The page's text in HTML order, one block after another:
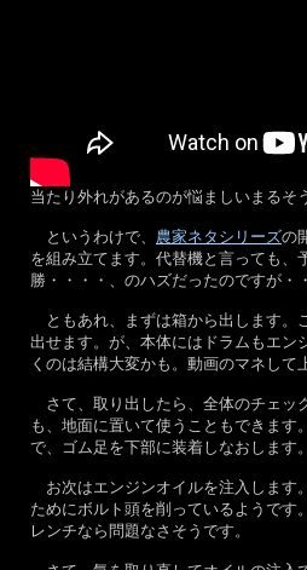
当たり外れがあるのが悩ましいまるそ
というわけで、 農家ネタシリーズの
を組み立てます。代替機と言っても、
勝・・・・、のハズだったのですが・
ともあれ、まずは箱から出します。
出せます。が、本体にはドラムもエン
くのは結構大変かも。動画のマネして
さて、取り出したら、全体のチェッ
も、地面に置いて使うこともできま
で、ゴム足を下部に装着しなおします。
お次はエンジンオイルを注入します
ためにボルト頭を削っているようです
レンチなら問題なさそうです。